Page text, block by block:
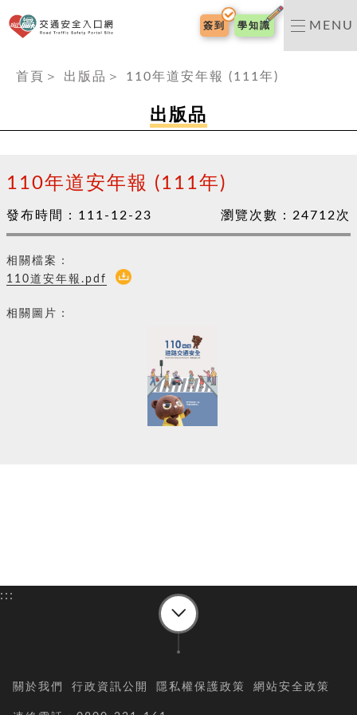
交通安全入口網
簽到 學知識 MENU
首頁 ＞ 出版品 ＞ 110年道安年報 (111年)
出版品
110年道安年報 (111年)
發布時間： 111-12-23 瀏覽次數： 24712次
相關檔案：
110道安年報.pdf
相關圖片：
:::
關於我們 行政資訊公開 隱私權保護政策 網站安全政策